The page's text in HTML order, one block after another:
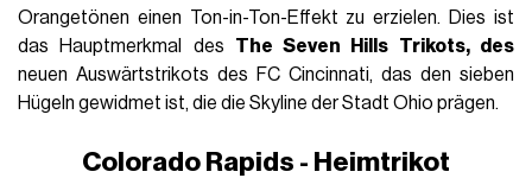
Orangetönen einen Ton-in-Ton-Effekt zu erzielen. Dies ist
das Hauptmerkmal des The Seven Hills Trikots, des
neuen Auswärtstrikots des FC Cincinnati, das den sieben
Hügeln gewidmet ist, die die Skyline der Stadt Ohio prägen.
Colorado Rapids - Heimtrikot